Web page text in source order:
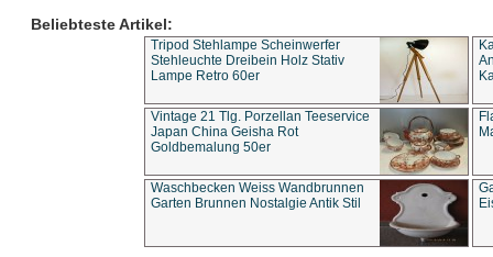
Beliebteste Artikel:
Tripod Stehlampe Scheinwerfer
Stehleuchte Dreibein Holz Stativ
Lampe Retro 60er
Vintage 21 Tlg. Porzellan Teeservice
Japan China Geisha Rot
Goldbemalung 50er
Waschbecken Weiss Wandbrunnen
Garten Brunnen Nostalgie Antik Stil